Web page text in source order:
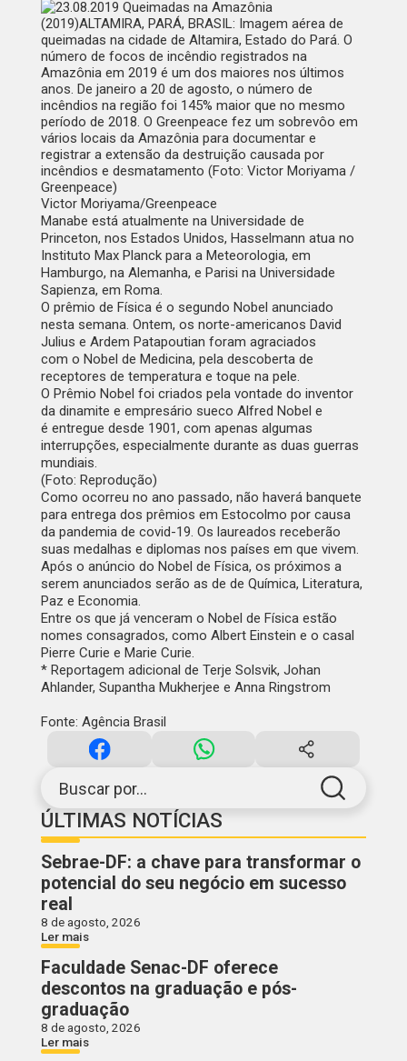
Buscar por...
ÚLTIMAS NOTÍCIAS
Sebrae-DF: a chave para transformar o
potencial do seu negócio em sucesso
real
8 de agosto, 2026
Ler mais
Faculdade Senac-DF oferece
descontos na graduação e pós-
graduação
8 de agosto, 2026
Ler mais
Victor Moriyama/Greenpeace
Manabe está atualmente na Universidade de
Princeton, nos Estados Unidos, Hasselmann atua no
Instituto Max Planck para a Meteorologia, em
Hamburgo, na Alemanha, e Parisi na Universidade
Sapienza, em Roma.
O prêmio de Física é o segundo Nobel anunciado
nesta semana. Ontem, os norte-americanos David
Julius e Ardem Patapoutian foram agraciados
com o Nobel de Medicina, pela descoberta de
receptores de temperatura e toque na pele.
O Prêmio Nobel foi criados pela vontade do inventor
da dinamite e empresário sueco Alfred Nobel e
é entregue desde 1901, com apenas algumas
interrupções, especialmente durante as duas guerras
mundiais.
(Foto: Reprodução)
Como ocorreu no ano passado, não haverá banquete
para entrega dos prêmios em Estocolmo por causa
da pandemia de covid-19. Os laureados receberão
suas medalhas e diplomas nos países em que vivem.
Após o anúncio do Nobel de Física, os próximos a
serem anunciados serão as de de Química, Literatura,
Paz e Economia.
Entre os que já venceram o Nobel de Física estão
nomes consagrados, como Albert Einstein e o casal
Pierre Curie e Marie Curie.
* Reportagem adicional de Terje Solsvik, Johan
Ahlander, Supantha Mukherjee e Anna Ringstrom
Fonte: Agência Brasil